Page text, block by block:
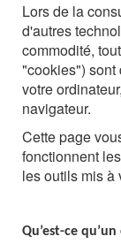
Lors de la
d'autres
commodité,
"cookies") sont
votre
navigateur.
Cette page
fonctionnent
les outils mis à
Qu’est-ce